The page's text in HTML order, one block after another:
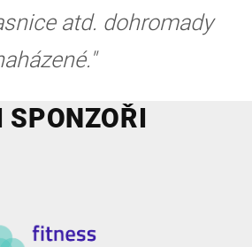
atd. dohromady
SPONZOŘI